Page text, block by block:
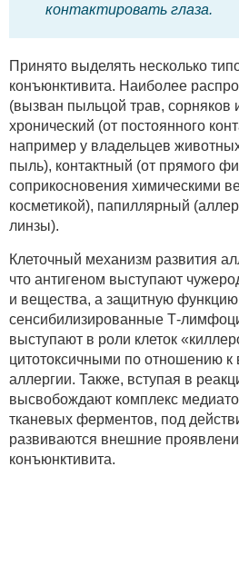
контактировать глаза.
Принято выделять несколько
конъюнктивита. Наиболее
(вызван пыльцой трав, сорняков
хронический (от постоянного
например у владельцев
пыль), контактный (от прямого
соприкосновения химическими
косметикой), папиллярный
линзы).
Клеточный механизм развития
что антигеном выступают
и вещества, а защитную
сенсибилизированные Т-
выступают в роли клеток
цитотоксичными по отношению к
аллергии. Также, вступая в
высвобождают комплекс
тканевых ферментов, под
развиваются внешние
конъюнктивита.